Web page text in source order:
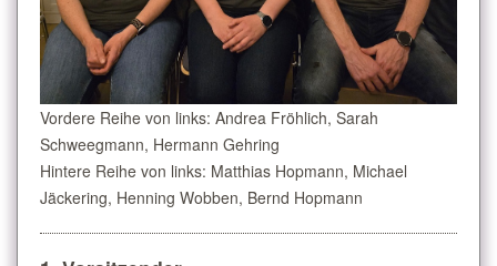
Vordere Reihe von links: Andrea Fröhlich, Sarah
Schweegmann, Hermann Gehring
Hintere Reihe von links: Matthias Hopmann, Michael
Jäckering, Henning Wobben, Bernd Hopmann